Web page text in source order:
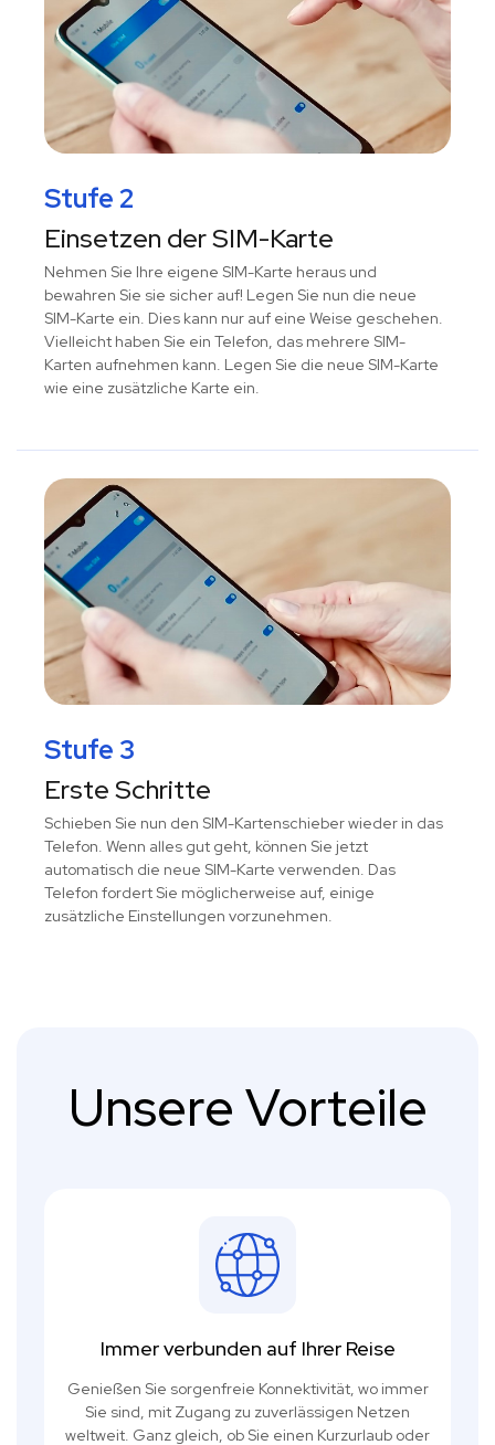
Stufe 2
Einsetzen der SIM-Karte
Nehmen Sie Ihre eigene SIM-Karte heraus und
bewahren Sie sie sicher auf! Legen Sie nun die neue
SIM-Karte ein. Dies kann nur auf eine Weise geschehen.
Vielleicht haben Sie ein Telefon, das mehrere SIM-
Karten aufnehmen kann. Legen Sie die neue SIM-Karte
wie eine zusätzliche Karte ein.
Stufe 3
Erste Schritte
Schieben Sie nun den SIM-Kartenschieber wieder in das
Telefon. Wenn alles gut geht, können Sie jetzt
automatisch die neue SIM-Karte verwenden. Das
Telefon fordert Sie möglicherweise auf, einige
zusätzliche Einstellungen vorzunehmen.
Unsere Vorteile
Immer verbunden auf Ihrer Reise
Genießen Sie sorgenfreie Konnektivität, wo immer
Sie sind, mit Zugang zu zuverlässigen Netzen
weltweit. Ganz gleich, ob Sie einen Kurzurlaub oder